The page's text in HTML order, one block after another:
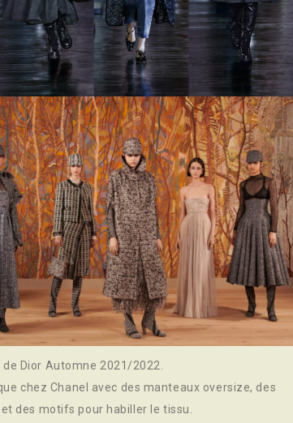
Dior Automne 2021/2022.
chez Chanel avec des manteaux oversize, des
des motifs pour habiller le tissu.